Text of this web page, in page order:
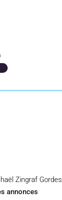
Zingraf Gordes
annonces